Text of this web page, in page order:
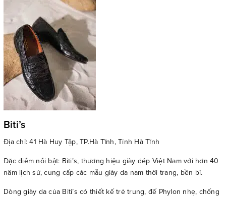
Biti’s
Địa chỉ: 41 Hà Huy Tập, TP.Hà Tĩnh, Tỉnh Hà Tĩnh
Đặc điểm nổi bật: Biti’s, thương hiệu giày dép Việt Nam với hơn 40
năm lịch sử, cung cấp các mẫu giày da nam thời trang, bền bỉ.
Dòng giày da của Biti’s có thiết kế trẻ trung, đế Phylon nhẹ, chống